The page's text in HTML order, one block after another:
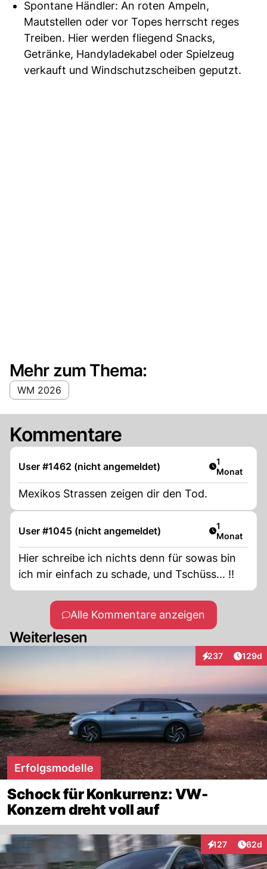
Spontane Händler: An roten Ampeln,
Mautstellen oder vor Topes herrscht reges
Treiben. Hier werden fliegend Snacks,
Getränke, Handyladekabel oder Spielzeug
verkauft und Windschutzscheiben geputzt.
Mehr zum Thema:
WM 2026
Kommentare
User #1462 (nicht angemeldet) Artikel
1
Monat
Mexikos Strassen zeigen dir den Tod.
User #1045 (nicht angemeldet) Artikel
1
Monat
Hier schreibe ich nichts denn für sowas bin
ich mir einfach zu schade, und Tschüss... !!
Alle Kommentare anzeigen
Weiterlesen
237
Interaktionen129d
Erfolgsmodelle
Schock für Konkurrenz: VW-
Konzern dreht voll auf
127
Interaktionen
62d